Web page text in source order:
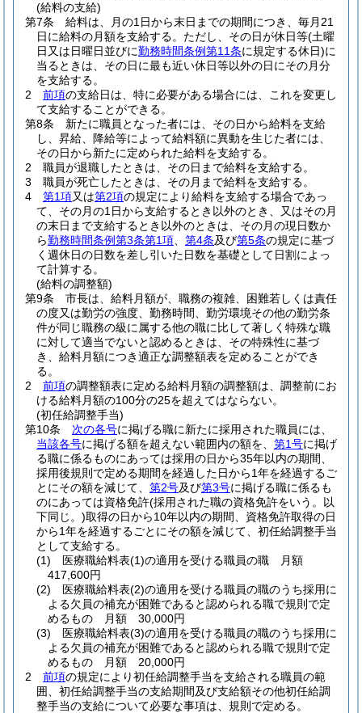
(給料の支給)
第7条
給料は、月の1日から末日までの期間につき、毎月21
日に給料の月額を支給する。 ただし、その日が休日等(土曜
日又は日曜日並びに勤務時間条例第11条に規定する休日)に
当るときは、その日に最も近い休日等以外の日にその月分
を支給する。
2
前項の支給日は、特に必要がある場合には、これを変更し
て支給することができる。
第8条
新たに職員となった者には、その日から給料を支給
し、昇給、降給等によって給料額に異動を生じた者には、
その日から新たに定められた給料を支給する。
2
職員が退職したときは、その日まで給料を支給する。
3
職員が死亡したときは、その月まで給料を支給する。
4
第1項又は第2項の規定により給料を支給する場合であっ
て、その月の1日から支給するとき以外のとき、又はその月
の末日まで支給するとき以外のときは、その月の現日数か
ら勤務時間条例第3条第1項 第4条及び第5条の規定に基づ
く週休日の日数を差し引いた日数を基礎として日割によっ
て計算する。
(給料の調整額)
第9条
市長は、給料月額が、職務の複雑、困難若しくは責任
の度又は勤労の強度、勤務時間、勤労環境その他の勤労条
件が同じ職務の級に属する他の職に比して著しく特殊な職
に対して適当でないと認めるときは、その特殊性に基づ
き、給料月額につき適正な調整額表を定めることができ
る。
2
前項の調整額表に定める給料月額の調整額は、調整前にお
ける給料月額の100分の25を超えてはならない。
(初任給調整手当)
第10条
次の各号に掲げる職に新たに採用された職員には、
当該各号に掲げる額を超えない範囲内の額を、 第1号に掲げ
る職に係るものにあっては採用の日から35年以内の期間、
採用後規則で定める期間を経過した日から1年を経過するご
とにその額を減じて、 第2号及び第3号に掲げる職に係るも
のにあっては資格免許(採用された職の資格免許をいう。以
下同じ。)取得の日から10年以内の期間、資格免許取得の日
から1年を経過するごとにその額を減じて、初任給調整手当
として支給する。
(1)
医療職給料表(1)の適用を受ける職員の職 月額
417,600円
(2)
医療職給料表(2)の適用を受ける職員の職のうち採用に
よる欠員の補充が困難であると認められる職で規則で定
めるもの 月額 30,000円
(3)
医療職給料表(3)の適用を受ける職員の職のうち採用に
よる欠員の補充が困難であると認められる職で規則で定
めるもの 月額 20,000円
2
前項の規定により初任給調整手当を支給される職員の範
囲、初任給調整手当の支給期間及び支給額その他初任給調
整手当の支給について必要な事項は、規則で定める。